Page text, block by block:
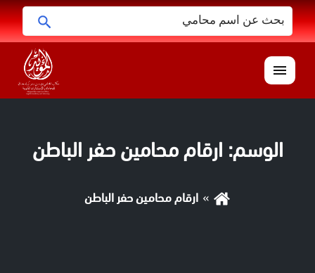
البحث
عن:
القائمة
الوسم: ارقام محامين حفر الباطن
ارقام محامين حفر الباطن